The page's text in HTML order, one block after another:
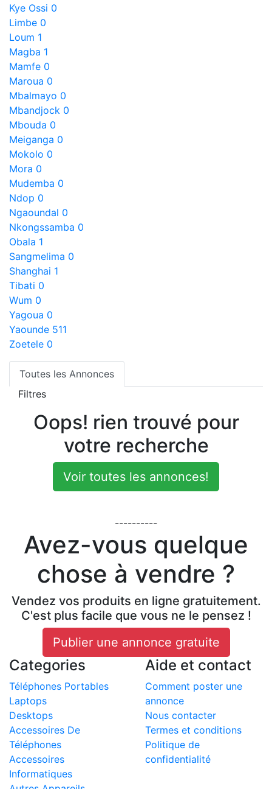
Kye Ossi 0
Limbe 0
Loum 1
Magba 1
Mamfe 0
Maroua 0
Mbalmayo 0
Mbandjock 0
Mbouda 0
Meiganga 0
Mokolo 0
Mora 0
Mudemba 0
Ndop 0
Ngaoundal 0
Nkongssamba 0
Obala 1
Sangmelima 0
Shanghai 1
Tibati 0
Wum 0
Yagoua 0
Yaounde 511
Zoetele 0
Toutes les Annonces
Filtres
Oops! rien trouvé pour
votre recherche
Voir toutes les annonces!
----------
Avez-vous quelque
chose à vendre ?
Vendez vos produits en ligne gratuitement.
C'est plus facile que vous ne le pensez !
Publier une annonce gratuite
Categories
Téléphones Portables
Laptops
Desktops
Accessoires De
Téléphones
Accessoires
Informatiques
Aide et contact
Comment poster une
annonce
Nous contacter
Termes et conditions
Politique de
confidentialité